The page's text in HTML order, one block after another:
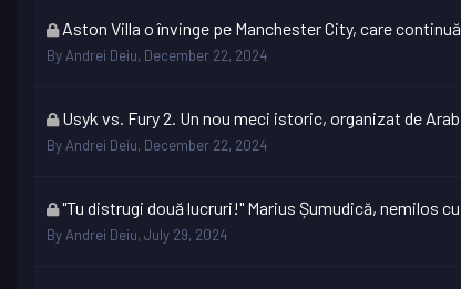
This
topic
is
Aston Villa o învinge pe Manchester City, care
By Andrei Deiu, December 22, 2024
This
topic
is
Usyk vs. Fury 2. Un nou meci istoric, organizat de
By Andrei Deiu, December 22, 2024
This
topic
is
"Tu distrugi două lucruri!" Marius Șumudică, nemilos
By Andrei Deiu, July 29, 2024